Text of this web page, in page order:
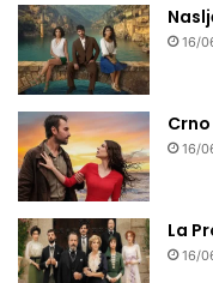
16/
16/
La
16/